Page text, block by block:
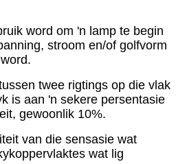
word om 'n lamp te begin
stroom en/of golfvorm
twee rigtings op die vlak
is aan 'n sekere persentasie
gewoonlik 10%.
van die sensasie wat
wat lig